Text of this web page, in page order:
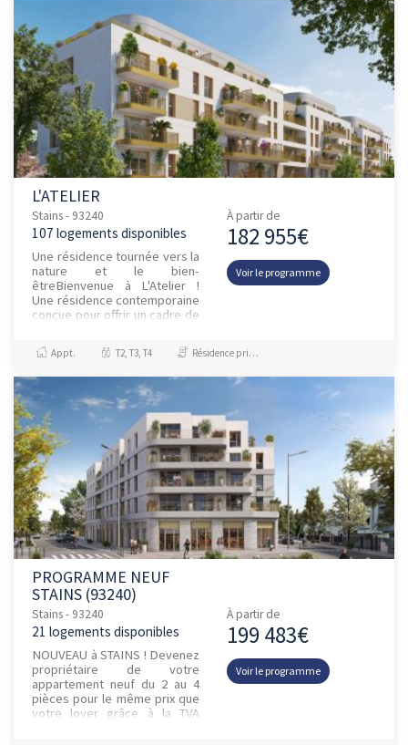
L'ATELIER
Stains - 93240
107 logements disponibles
Une résidence tournée vers la
nature et le bien-
êtreBienvenue à L'Atelier !
Une résidence contemporaine
conçue pour offrir un cadre de
architecture élégante s'i...
À partir de
182 955€
Voir le programme
Appt. T2, T3, T4 Résidence principale / PTZ
PROGRAMME NEUF
STAINS (93240)
Stains - 93240
21 logements disponibles
NOUVEAU à STAINS ! Devenez
propriétaire de votre
appartement neuf du 2 au 4
pièces pour le même prix que
votre loyer grâce à la TVA
À partir de
199 483€
Voir le programme